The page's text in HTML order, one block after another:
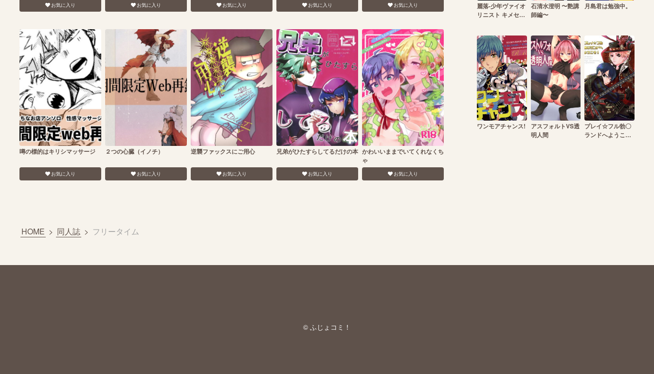
お気に入り お気に入り お気に入り お気に入り お気に入り
噂の標的はキリシマッサージ
お気に入り
２つの心臓（イノチ）
お気に入り
逆襲ファックスにご用心
お気に入り
兄弟がひたすらしてるだけの本
お気に入り
かわいいままでいてくれなくち
ゃ
お気に入り
HOME > 同人誌 > フリータイム
麗落-少年ヴァイオ
リニスト キメセク
石清水澄明 〜艶講
師編〜
月島君は勉強中。
ワンモアチャンス!
アスフォルトVS透
明人間
プレイ☆フル勃〇
ランドへようこ
© ふじょコミ！